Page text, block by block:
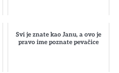
Svi je znate kao Janu, a ovo je
pravo ime poznate pevačice